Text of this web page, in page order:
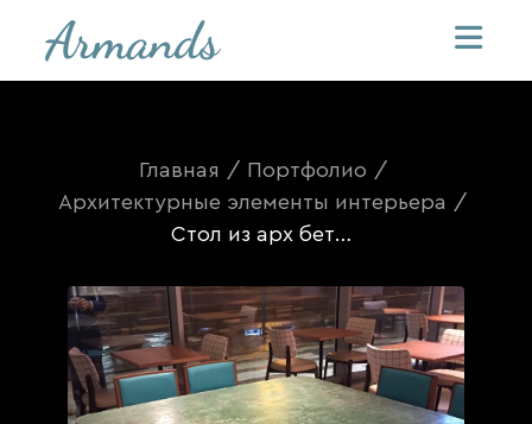
Главная / Портфолио /
Архитектурные элементы интерьера /
Стол из арх бетона